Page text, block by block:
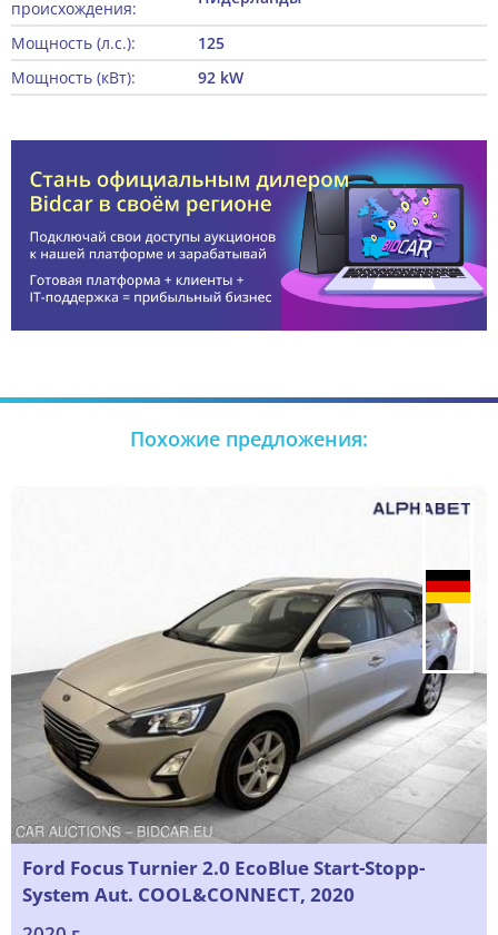
происхождения:
Мощность (л.с.):
125
Мощность (кВт):
92 kW
Похожие предложения:
Ford Focus Turnier 2.0 EcoBlue Start-Stopp-
System Aut. COOL&CONNECT, 2020